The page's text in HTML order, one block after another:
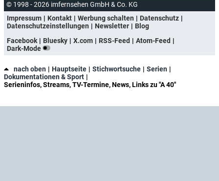
© 1998 - 2026 imfernsehen GmbH & Co. KG
Impressum
Kontakt Werbung schalten
Datenschutz
Datenschutzeinstellungen
Newsletter
Blog
Facebook
Bluesky X.com RSS-Feed
Atom-Feed
Dark-Mode
nach oben Hauptseite Stichwortsuche
Serien
Dokumentationen & Sport
Serieninfos, Streams, TV-Termine, News, Links zu "A 40"